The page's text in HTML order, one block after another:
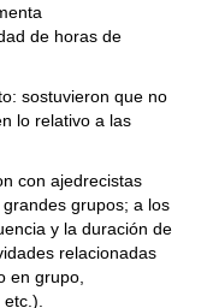
de horas de
sostuvieron que no
lo relativo a las
con ajedrecistas
grupos; a los
y la duración de
relacionadas
en grupo,